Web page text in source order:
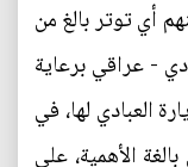
أي توتر بالغ من
- عراقي برعاية
العبادي لها، في
الأهمية، على